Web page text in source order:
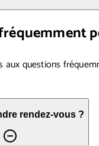
aux questions
rendez-vous ?